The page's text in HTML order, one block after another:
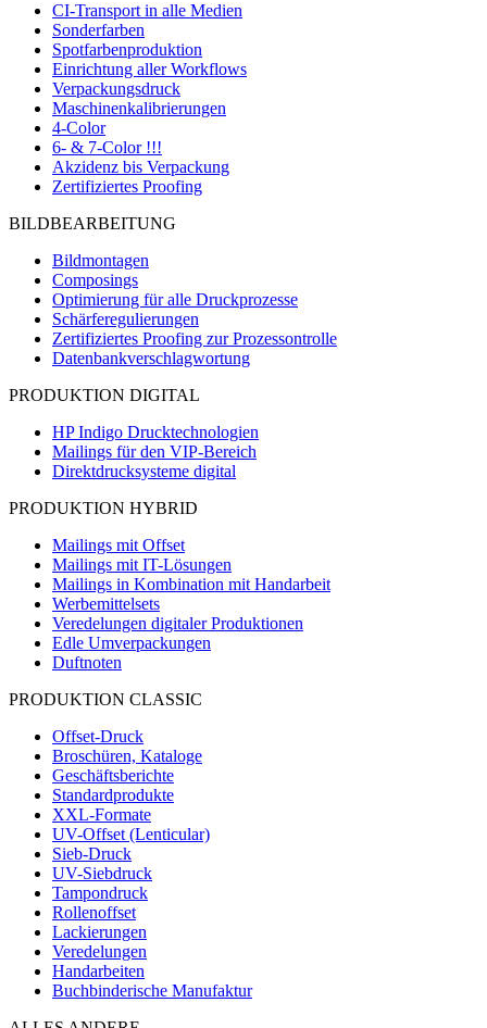
CI-Transport in alle Medien
Sonderfarben
Spotfarbenproduktion
Einrichtung aller Workflows
Verpackungsdruck
Maschinenkalibrierungen
4-Color
6- & 7-Color !!!
Akzidenz bis Verpackung
Zertifiziertes Proofing
BILDBEARBEITUNG
Bildmontagen
Composings
Optimierung für alle Druckprozesse
Schärferegulierungen
Zertifiziertes Proofing zur Prozessontrolle
Datenbankverschlagwortung
PRODUKTION DIGITAL
HP Indigo Drucktechnologien
Mailings für den VIP-Bereich
Direktdrucksysteme digital
PRODUKTION HYBRID
Mailings mit Offset
Mailings mit IT-Lösungen
Mailings in Kombination mit Handarbeit
Werbemittelsets
Veredelungen digitaler Produktionen
Edle Umverpackungen
Duftnoten
PRODUKTION CLASSIC
Offset-Druck
Broschüren, Kataloge
Geschäftsberichte
Standardprodukte
XXL-Formate
UV-Offset (Lenticular)
Sieb-Druck
UV-Siebdruck
Tampondruck
Rollenoffset
Lackierungen
Veredelungen
Handarbeiten
Buchbinderische Manufaktur